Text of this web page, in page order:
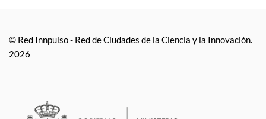
© Red Innpulso - Red de Ciudades de la Ciencia y la Innovación.
2026